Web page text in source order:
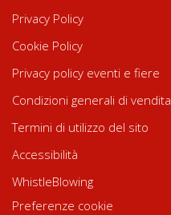
Privacy Policy
Cookie Policy
Privacy policy eventi e fiere
Condizioni generali di vendita
Termini di utilizzo del sito
Accessibilità
WhistleBlowing
Preferenze cookie